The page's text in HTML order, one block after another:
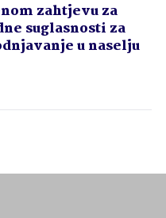
zahtjevu za
suglasnosti za
u naselju